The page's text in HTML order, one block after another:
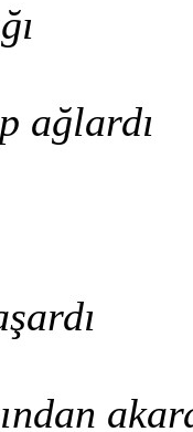
ağlardı